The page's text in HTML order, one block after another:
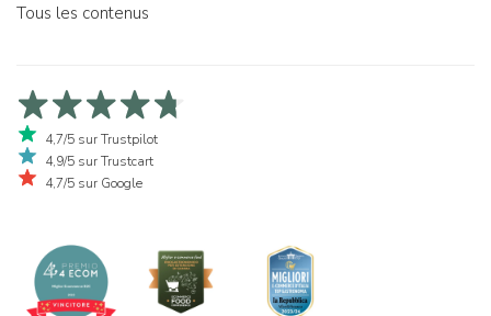
Tous les contenus
4,7/5 sur Trustpilot
4,9/5 sur Trustcart
4,7/5 sur Google